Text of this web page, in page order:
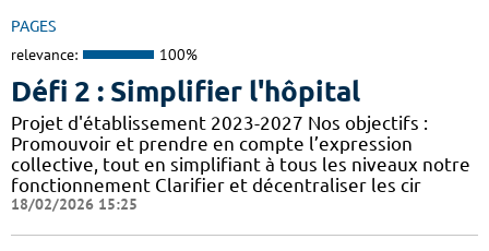
PAGES
relevance: 100%
Défi 2 : Simplifier l'hôpital
Projet d'établissement 2023-2027 Nos objectifs :
Promouvoir et prendre en compte l’expression
collective, tout en simplifiant à tous les niveaux notre
fonctionnement Clarifier et décentraliser les cir
18/02/2026 15:25